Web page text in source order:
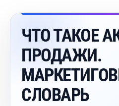
ЧТО ТАКОЕ
ПРОДАЖИ.
СЛОВАРЬ